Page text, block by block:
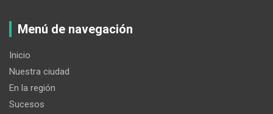
Menú de navegación
Inicio
Nuestra ciudad
En la región
Sucesos